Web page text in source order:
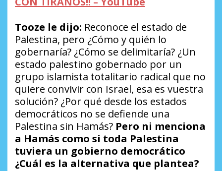
Tooze le dijo: Reconoce el estado de
Palestina, pero ¿Cómo y quién lo
gobernaría? ¿Cómo se delimitaría? ¿Un
estado palestino gobernado por un
grupo islamista totalitario radical que no
quiere convivir con Israel, esa es vuestra
solución? ¿Por qué desde los estados
democráticos no se defiende una
Palestina sin Hamás? Pero ni menciona
a Hamás como si toda Palestina
tuviera un gobierno democrático
¿Cuál es la alternativa que plantea?